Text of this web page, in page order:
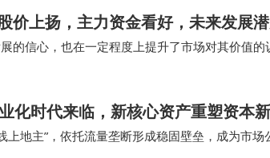
价上扬，主力资金看好，未来发展
的信心，也在一定程度上提升了市场对其价值
对石头科技未来发展的看好。随着回购的圆满收
化时代来临，新核心资产重塑资本
上地主”，依托流量垄断形成稳固壁垒，成为市